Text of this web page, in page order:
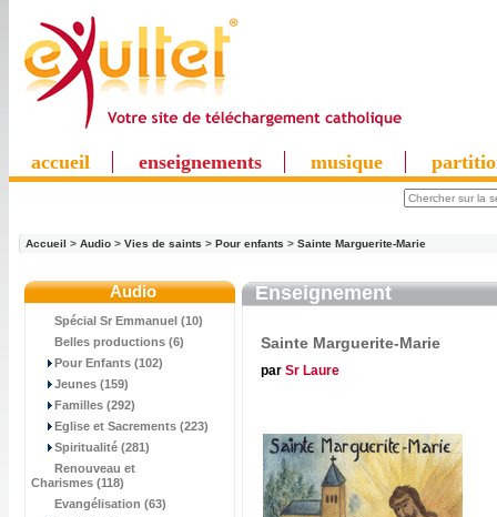
accueil enseignements musique
Accueil > Audio > Vies de saints > Pour enfants > Sainte Marguerite-Marie
Audio
Spécial Sr Emmanuel (10)
Belles productions (6)
Pour Enfants (102)
Jeunes (159)
Familles (292)
Eglise et Sacrements (223)
Spiritualité (281)
Renouveau et
Charismes (118)
Evangélisation (63)
Enseignement
Sainte Marguerite-Marie
par Sr Laure